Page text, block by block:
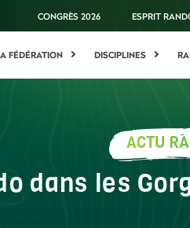
CONGRÈS 2026 ESPRIT
FÉDÉRATION DISCIPLINES
ACTU
dans les